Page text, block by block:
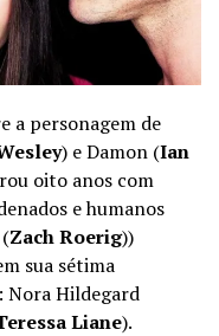
a personagem de
) e Damon (Ian
oito anos com
e humanos
Zach Roerig))
sua sétima
Nora Hildegard
Liane).